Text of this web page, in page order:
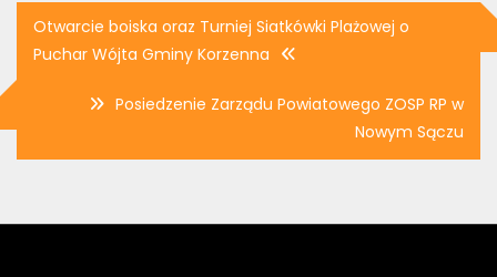
Nawigacja
wpisu
Otwarcie boiska oraz Turniej Siatkówki Plażowej o
Puchar Wójta Gminy Korzenna
Posiedzenie Zarządu Powiatowego ZOSP RP w
Nowym Sączu